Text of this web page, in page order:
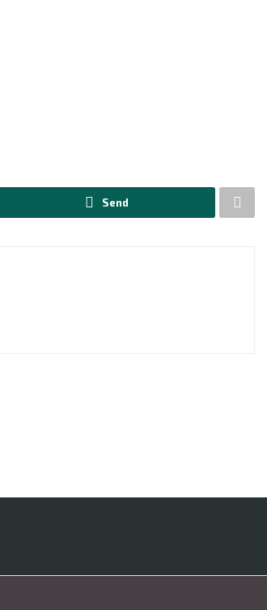
Send